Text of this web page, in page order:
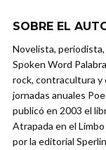
SOBRE EL
Novelista,
Spoken Word
rock, contracultura y
jornadas anuales
publicó en 2003 el
Atrapada en el
por la editorial